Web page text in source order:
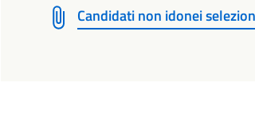
Candidati non idonei